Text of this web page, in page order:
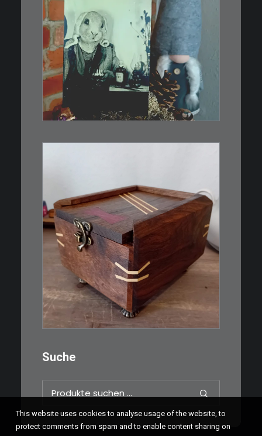
€3,00
Limitierte Auflage. Original:
Abzug von…
€39,00
Eine kleine, simple Schatulle
aus Nussbaum…
Suche
This website uses cookies to analyse usage of the website, to
protect comments from spam and to enable content sharing on